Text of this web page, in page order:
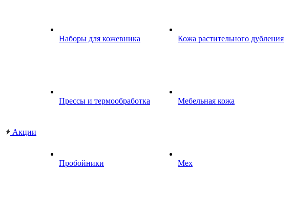
Акции
Наборы для кожевника
Прессы и термообработка
Пробойники
Кожа растительного дубления
Мебельная кожа
Мех